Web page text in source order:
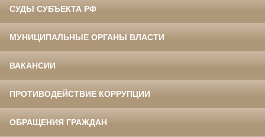
СУДЫ СУБЪЕКТА РФ
МУНИЦИПАЛЬНЫЕ ОРГАНЫ ВЛАСТИ
ВАКАНСИИ
ПРОТИВОДЕЙСТВИЕ КОРРУПЦИИ
ОБРАЩЕНИЯ ГРАЖДАН